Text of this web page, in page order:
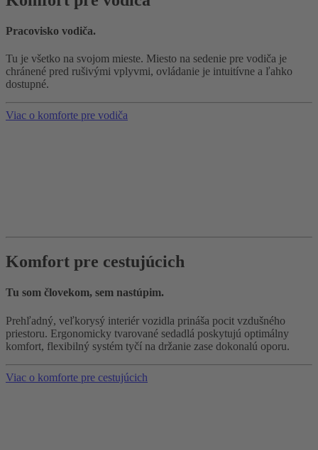
Pracovisko vodiča.
Tu je všetko na svojom mieste. Miesto na sedenie pre vodiča je
chránené pred rušivými vplyvmi, ovládanie je intuitívne a ľahko
dostupné.
Viac o komforte pre vodiča
Komfort pre cestujúcich
Tu som človekom, sem nastúpim.
Prehľadný, veľkorysý interiér vozidla prináša pocit vzdušného
priestoru. Ergonomicky tvarované sedadlá poskytujú optimálny
komfort, flexibilný systém tyčí na držanie zase dokonalú oporu.
Viac o komforte pre cestujúcich